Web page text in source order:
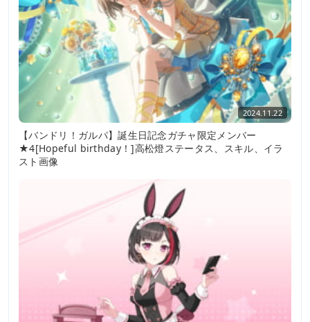
2024.11.22
【バンドリ！ガルパ】誕生日記念ガチャ限定メンバー
★4[Hopeful birthday！]高松燈ステータス、スキル、イラ
スト画像